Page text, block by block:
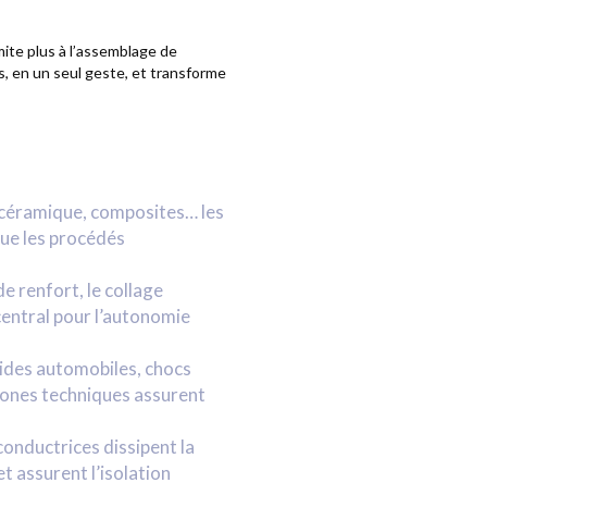
plus à l’assemblage de
en un seul geste, et transforme
composites… les
les procédés
renfort, le collage
pour l’autonomie
automobiles, chocs
techniques assurent
dissipent la
assurent l’isolation